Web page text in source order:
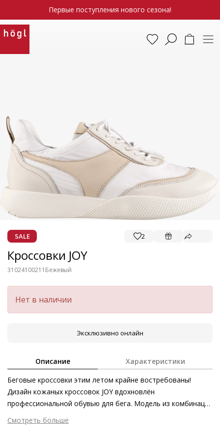
Первые поступления нового сезона!
SALE 2
Кроссовки JOY
31024100211 Бежевый
Нет в наличии
Эксклюзивно онлайн
Описание Характеристики
Беговые кроссовки этим летом крайне востребованы!
Дизайн кожаных кроссовок JOY вдохновлён
профессиональной обувью для бега. Модель из комбинации
гладкой и бархатистой мерцающей кожи, изготовленной на
экологически безопасном производстве, элегантно
Смотреть больше